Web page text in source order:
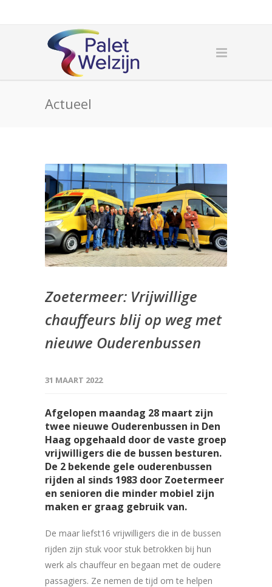
Actueel
Zoetermeer: Vrijwillige
chauffeurs blij op weg met
nieuwe Ouderenbussen
31 MAART 2022
Afgelopen maandag 28 maart zijn
twee nieuwe Ouderenbussen in Den
Haag opgehaald door de vaste groep
vrijwilligers die de bussen besturen.
De 2 bekende gele ouderenbussen
rijden al sinds 1983 door Zoetermeer
en senioren die minder mobiel zijn
maken er graag gebruik van.
De maar liefst16 vrijwilligers die in de bussen
rijden zijn stuk voor stuk betrokken bij hun
werk als chauffeur en begaan met de oudere
passagiers. Ze nemen de tijd om te helpen